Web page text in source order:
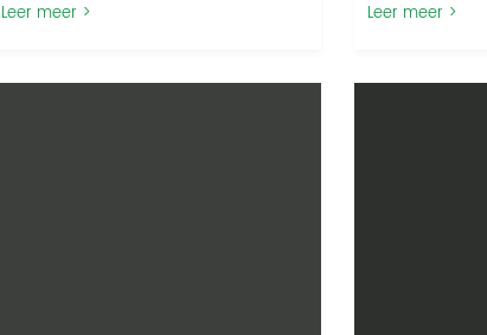
Leer meer > Leer meer >